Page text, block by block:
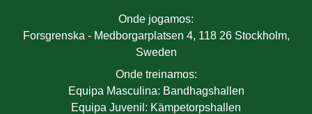
Onde jogamos:
Forsgrenska - Medborgarplatsen 4, 118 26 Stockholm,
Sweden
Onde treinamos:
Equipa Masculina: Bandhagshallen
Equipa Juvenil : Kämpetorpshallen